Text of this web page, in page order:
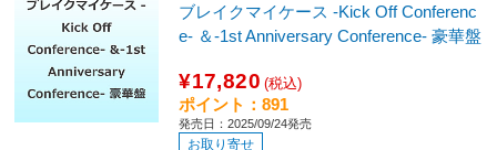
ブレイクマイケース -Kick Off Conferenc
e- ＆-1st Anniversary Conference- 豪華盤
¥17,820 (税込)
ポイント：891
発売日：2025/09/24発売
お取り寄せ